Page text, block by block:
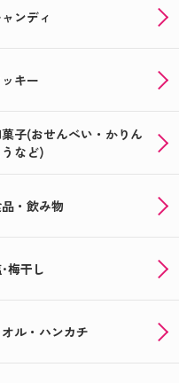
バレンタインギフ
ーン情報
真入り★敬老の日ギ
ンディ
キー
子(おせんべい・かりん
うなど)
・飲み物
梅干し
オル・ハンカチ